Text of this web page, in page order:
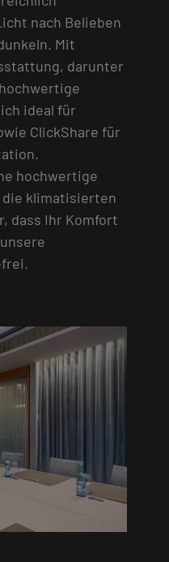
nach Belieben
Mit
darunter
ideal für
ClickShare für
hochwertige
die klimatisierten
dass Ihr Komfort